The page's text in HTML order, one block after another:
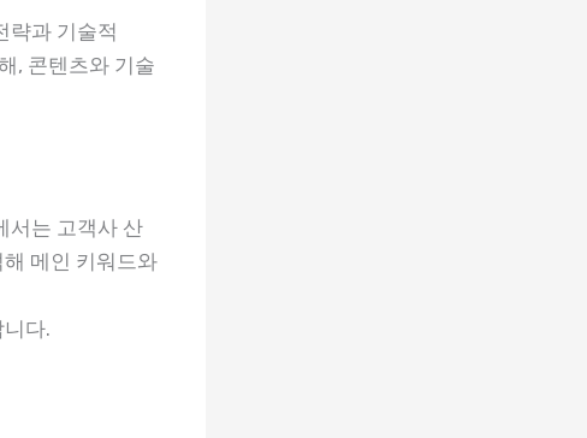
략과 기술적
, 콘텐츠와 기술
서는 고객사 산
메인 키워드와
다.